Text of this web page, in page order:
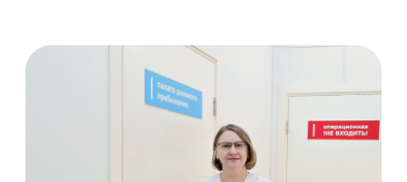
в осуществлении малоинвазивных операций,
которые повышают качество жизни пациента
и органично вписываются в его социальную
жизнь. После хирургии одного дня пациент
может продолжать жить в привычном ритме
и не выпадает из рабочего процесса.»
На первичной консультации врач проведет